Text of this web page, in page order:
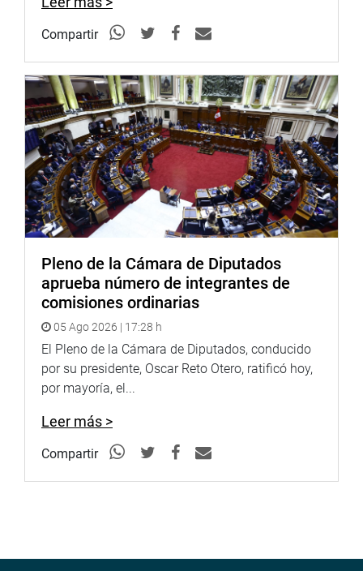
Compartir
Pleno de la Cámara de Diputados
aprueba número de integrantes de
comisiones ordinarias
05 Ago 2026 | 17:28 h
El Pleno de la Cámara de Diputados, conducido
por su presidente, Oscar Reto Otero, ratificó hoy,
por mayoría, el...
Leer más >
Compartir